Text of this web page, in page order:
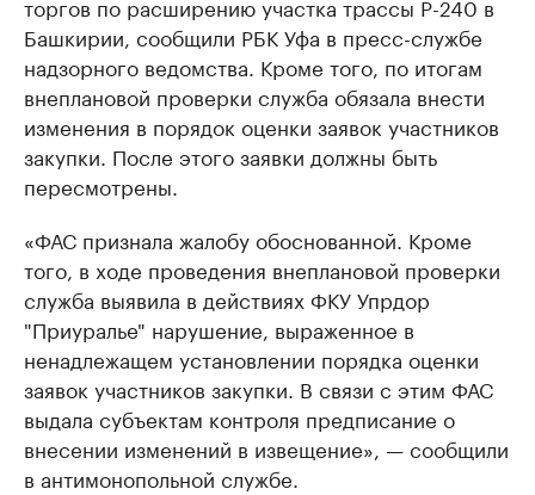
торгов по расширению участка трассы Р-240 в
Башкирии, сообщили РБК Уфа в пресс-службе
надзорного ведомства. Кроме того, по итогам
внеплановой проверки служба обязала внести
изменения в порядок оценки заявок участников
закупки. После этого заявки должны быть
пересмотрены.
«ФАС признала жалобу обоснованной. Кроме
того, в ходе проведения внеплановой проверки
служба выявила в действиях ФКУ Упрдор
"Приуралье" нарушение, выраженное в
ненадлежащем установлении порядка оценки
заявок участников закупки. В связи с этим ФАС
выдала субъектам контроля предписание о
внесении изменений в извещение», — сообщили
в антимонопольной службе.